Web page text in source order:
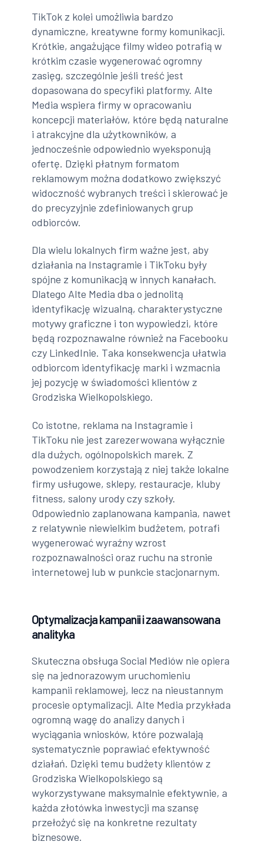
TikTok z kolei umożliwia bardzo
dynamiczne, kreatywne formy komunikacji.
Krótkie, angażujące filmy wideo potrafią w
krótkim czasie wygenerować ogromny
zasięg, szczególnie jeśli treść jest
dopasowana do specyfiki platformy. Alte
Media wspiera firmy w opracowaniu
koncepcji materiałów, które będą naturalne
i atrakcyjne dla użytkowników, a
jednocześnie odpowiednio wyeksponują
ofertę. Dzięki płatnym formatom
reklamowym można dodatkowo zwiększyć
widoczność wybranych treści i skierować je
do precyzyjnie zdefiniowanych grup
odbiorców.
Dla wielu lokalnych firm ważne jest, aby
działania na Instagramie i TikToku były
spójne z komunikacją w innych kanałach.
Dlatego Alte Media dba o jednolitą
identyfikację wizualną, charakterystyczne
motywy graficzne i ton wypowiedzi, które
będą rozpoznawalne również na Facebooku
czy LinkedInie. Taka konsekwencja ułatwia
odbiorcom identyfikację marki i wzmacnia
jej pozycję w świadomości klientów z
Grodziska Wielkopolskiego.
Co istotne, reklama na Instagramie i
TikToku nie jest zarezerwowana wyłącznie
dla dużych, ogólnopolskich marek. Z
powodzeniem korzystają z niej także lokalne
firmy usługowe, sklepy, restauracje, kluby
fitness, salony urody czy szkoły.
Odpowiednio zaplanowana kampania, nawet
z relatywnie niewielkim budżetem, potrafi
wygenerować wyraźny wzrost
rozpoznawalności oraz ruchu na stronie
internetowej lub w punkcie stacjonarnym.
Optymalizacja kampanii i zaawansowana
analityka
Skuteczna obsługa Social Mediów nie opiera
się na jednorazowym uruchomieniu
kampanii reklamowej, lecz na nieustannym
procesie optymalizacji. Alte Media przykłada
ogromną wagę do analizy danych i
wyciągania wniosków, które pozwalają
systematycznie poprawiać efektywność
działań. Dzięki temu budżety klientów z
Grodziska Wielkopolskiego są
wykorzystywane maksymalnie efektywnie, a
każda złotówka inwestycji ma szansę
przełożyć się na konkretne rezultaty
biznesowe.